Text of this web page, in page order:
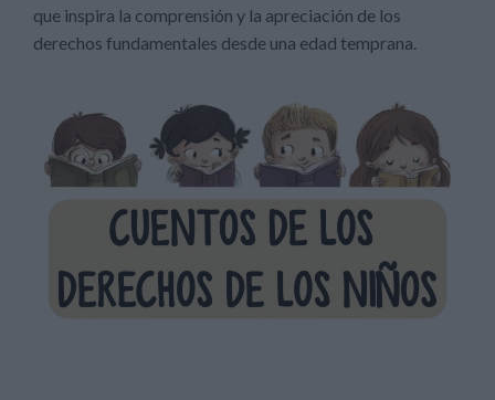
que inspira la comprensión y la apreciación de los
derechos fundamentales desde una edad temprana.